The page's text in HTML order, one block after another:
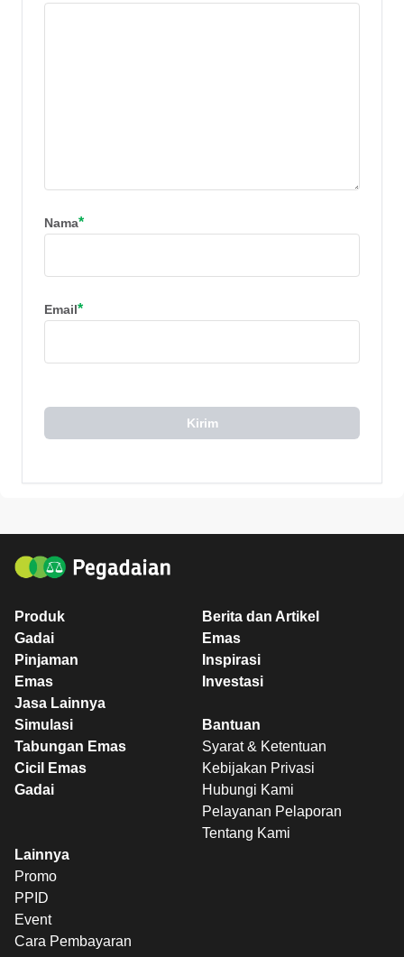
Nama*
Email*
Kirim
Produk
Gadai
Pinjaman
Emas
Jasa Lainnya
Berita dan Artikel
Emas
Inspirasi
Investasi
Simulasi
Tabungan Emas
Cicil Emas
Gadai
Bantuan
Syarat & Ketentuan
Kebijakan Privasi
Hubungi Kami
Pelayanan Pelaporan
Tentang Kami
Lainnya
Promo
PPID
Event
Cara Pembayaran